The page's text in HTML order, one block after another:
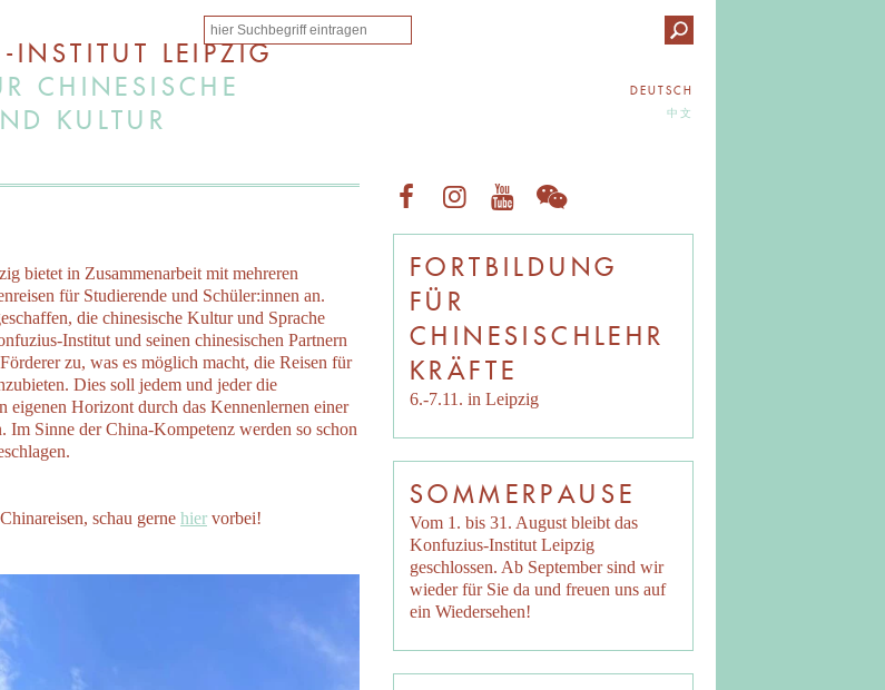
INSTITUT LEIPZIG
CHINESISCHE
KULTUR
DEUTSCH
中文
bietet in Zusammenarbeit mit mehreren
für Studierende und Schüler:innen an.
die chinesische Kultur und Sprache
Institut und seinen chinesischen Partnern
zu, was es möglich macht, die Reisen für
Dies soll jedem und jeder die
eigenen Horizont durch das Kennenlernen einer
Im Sinne der China-Kompetenz werden so schon
schau gerne hier vorbei!
FORTBILDUNG
FÜR
CHINESISCHLEHR
KRÄFTE
6.-7.11. in Leipzig
SOMMERPAUSE
Vom 1. bis 31. August bleibt das
Konfuzius-Institut Leipzig
geschlossen. Ab September sind wir
wieder für Sie da und freuen uns auf
ein Wiedersehen!